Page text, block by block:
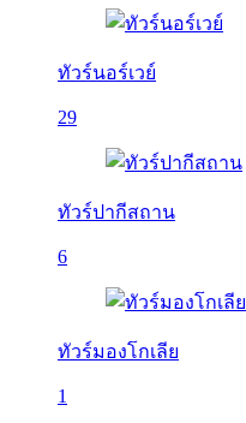
ทัวร์นอร์เวย์
29
ทัวร์ปากีสถาน
6
ทัวร์มองโกเลีย
1